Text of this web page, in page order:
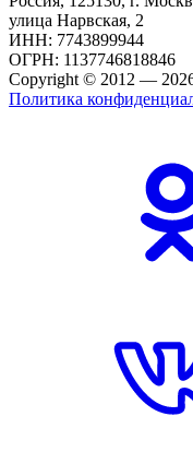
улица Нарвская, 2
ИНН: 7743899944
ОГРН: 1137746818846
Copyright © 2012 —
Политика